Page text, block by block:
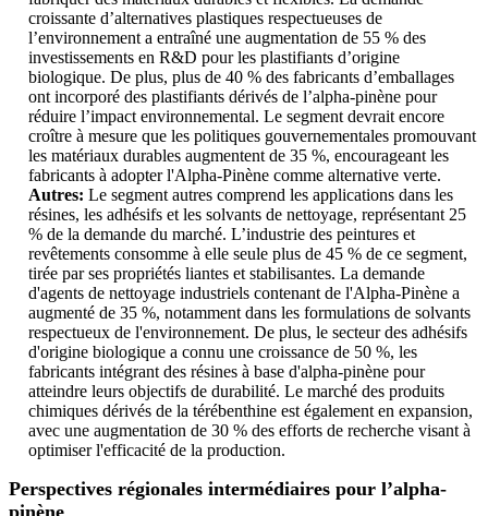
croissante d’alternatives plastiques respectueuses de
l’environnement a entraîné une augmentation de 55 % des
investissements en R&D pour les plastifiants d’origine
biologique. De plus, plus de 40 % des fabricants d’emballages
ont incorporé des plastifiants dérivés de l’alpha-pinène pour
réduire l’impact environnemental. Le segment devrait encore
croître à mesure que les politiques gouvernementales promouvant
les matériaux durables augmentent de 35 %, encourageant les
fabricants à adopter l'Alpha-Pinène comme alternative verte.
Autres: Le segment autres comprend les applications dans les
résines, les adhésifs et les solvants de nettoyage, représentant 25
% de la demande du marché. L’industrie des peintures et
revêtements consomme à elle seule plus de 45 % de ce segment,
tirée par ses propriétés liantes et stabilisantes. La demande
d'agents de nettoyage industriels contenant de l'Alpha-Pinène a
augmenté de 35 %, notamment dans les formulations de solvants
respectueux de l'environnement. De plus, le secteur des adhésifs
d'origine biologique a connu une croissance de 50 %, les
fabricants intégrant des résines à base d'alpha-pinène pour
atteindre leurs objectifs de durabilité. Le marché des produits
chimiques dérivés de la térébenthine est également en expansion,
avec une augmentation de 30 % des efforts de recherche visant à
optimiser l'efficacité de la production.
Perspectives régionales intermédiaires pour l’alpha-